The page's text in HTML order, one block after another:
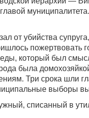
от убийства
пожертвовать
который был
была
Три срока шли
выборы
списанный в